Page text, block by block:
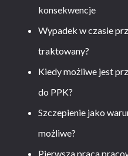
konsekwencje
Wypadek w czasie
traktowany?
Kiedy możliwe jest
do PPK?
Szczepienie jako
możliwe?
Pierwsza praca